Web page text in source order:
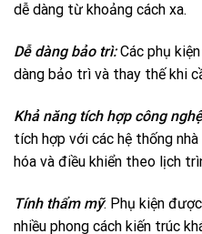
dễ dàng từ khoảng cách xa.
Dễ dàng bảo trì:Các phụ
dàng bảo trì và thay thế khi
Khả năng tích hợp công nghệ
tích hợp với các hệ thống
hóa và điều khiển theo lịch
Tính thẩm mỹ: Phụ kiện
nhiều phong cách kiến trúc